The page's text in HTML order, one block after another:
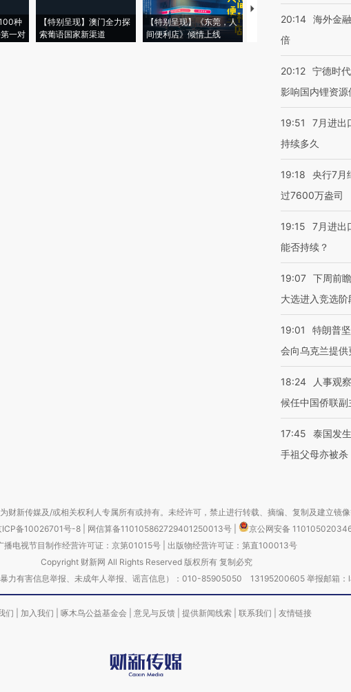
种
一对
【特别呈现】澳门全力探
索葡语国家新渠道
【特别呈现】《东莞，人
间便利店》倾情上线
【推广】走进第四届链博
会，让数智科技“链”接产
20:14 海外金
倍
20:12 宁德时
影响国内锂资源
19:51
7月进出
持续多久
19:18
央行7月
过7600万盎司
19:15
7月进出
能否持续？
19:07 下周前
大选进入竞选阶
19:01
特朗普
会向乌克兰提供
18:24
人事观
候任中国侨联副
17:45
泰国发
手祖父母亦被杀
财新传媒及/或相关权利人专属所有或持有。未经许可，禁止进行转载、摘编、复制及建立镜像
ICP备10026701号-8 网信算备110105862729401250013号
京公网安备
播电视节目制作经营许可证：京第01015号| 出版物经营许可证：第直100013号
Copyright 财新网 All Rights Reserved 版权所有 复制必究
力有害信息举报、未成年人举报、谣言信息）：010-85905050 13195200605 举报邮箱
们 加入我们 啄木鸟公益基金会 意见与反馈 提供新闻线索 联系我们 友情链接